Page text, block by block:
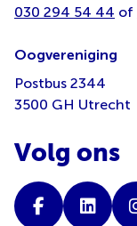
030 294 54 44 of
Oogvereniging
Postbus 2344
3500 GH Utrecht
Volg ons